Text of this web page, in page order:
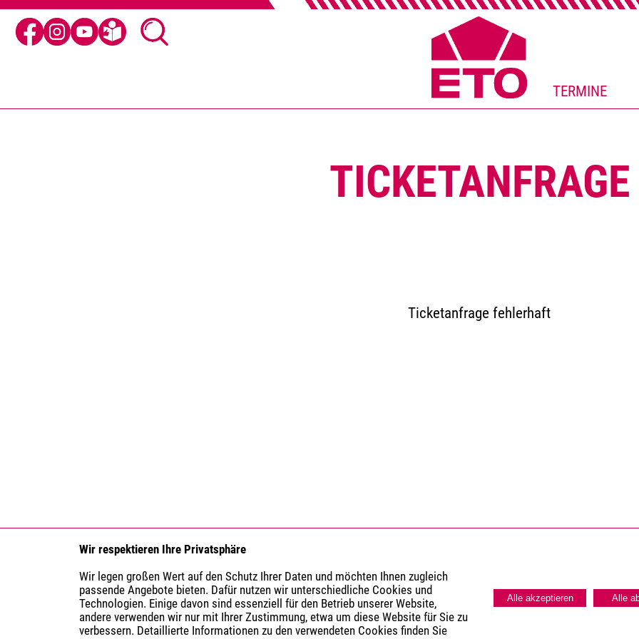
TERMINE
Wir respektieren Ihre Privatsphäre
Wir legen großen Wert auf den Schutz Ihrer Daten und möchten Ihnen zugleich
passende Angebote bieten. Dafür nutzen wir unterschiedliche Cookies und
Technologien. Einige davon sind essenziell für den Betrieb unserer Website,
andere verwenden wir nur mit Ihrer Zustimmung, etwa um diese Website für Sie zu
verbessern. Detaillierte Informationen zu den verwendeten Cookies finden Sie
Alle akzeptieren Alle
TICKETANFRAGE
Ticketanfrage fehlerhaft